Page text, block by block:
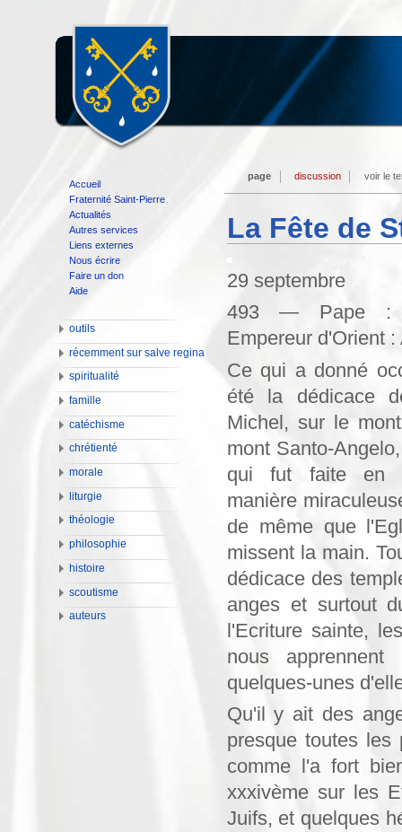
La Fête de
29 septembre
493 — Pape :
Empereur d'Orient
Ce qui a donné
été la dédicace
Michel, sur le
mont Santo-
qui fut faite en
manière
de même que
missent la main.
dédicace des
anges et surtout
l'Ecriture sainte,
nous
quelques-unes
Qu'il y ait des
presque toutes les
comme l'a fort
xxxivème sur les
Juifs, et quelques
page discussion voir le
Accueil
Fraternité Saint-Pierre
Actualités
Autres services
Liens externes
Nous écrire
Faire un don
Aide
outils
récemment sur salve regina
spiritualité
famille
catéchisme
chrétienté
morale
liturgie
théologie
philosophie
histoire
scoutisme
auteurs